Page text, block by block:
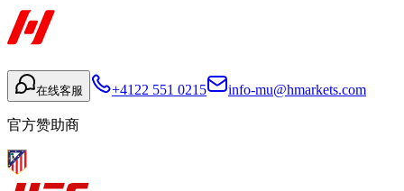
在线客服 +4122 551 0215 info-mu@hmarkets.com
官方赞助商